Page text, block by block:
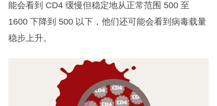
能会看到 CD4 缓慢但稳定地从正常范围 500 至
1600 下降到 500 以下，他们还可能会看到病毒载量
稳步上升。